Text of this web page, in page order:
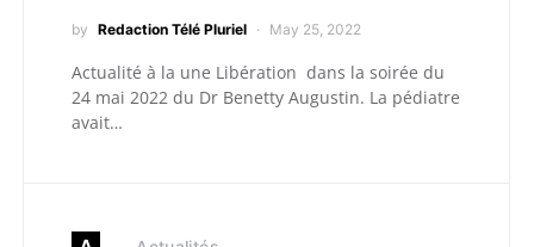
by Redaction Télé Pluriel May 25, 2022
Actualité à la une Libération dans la soirée du
24 mai 2022 du Dr Benetty Augustin. La pédiatre
avait…